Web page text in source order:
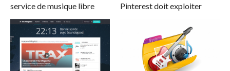
service de musique libre
Pinterest doit exploiter